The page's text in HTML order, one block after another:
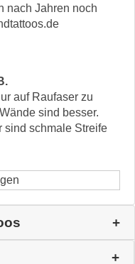
nach Jahren noch
auf Raufaser zu
sind besser.
sind schmale Streife